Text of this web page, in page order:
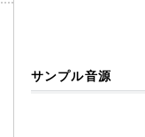
サンプル音源